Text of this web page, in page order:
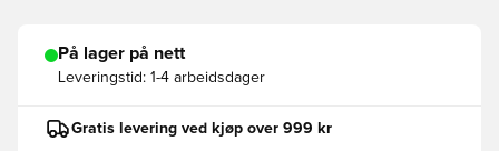
På lager på nett
Leveringstid: 1-4 arbeidsdager
Gratis levering ved kjøp over 999 kr